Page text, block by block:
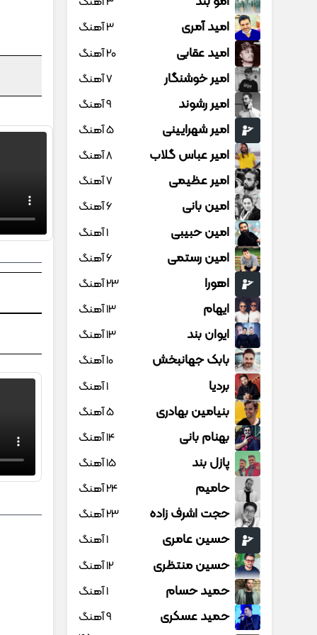
امید آمری 3 آهنگ
امید عقابی 20 آهنگ
امیر خوشنگار 7 آهنگ
امیر رشوند 9 آهنگ
امیر شهرایینی 5 آهنگ
امیر عباس گلاب 8 آهنگ
امیر عظیمی 7 آهنگ
امین بانی 6 آهنگ
امین حبیبی 1 آهنگ
امین رستمی 6 آهنگ
اهورا 23 آهنگ
ایهام 13 آهنگ
ایوان بند 13 آهنگ
بابک جهانبخش 10 آهنگ
بردیا 1 آهنگ
بنیامین بهادری 5 آهنگ
بهنام بانی 14 آهنگ
پازل بند 15 آهنگ
حامیم 24 آهنگ
حجت اشرف زاده 23 آهنگ
حسین عامری 1 آهنگ
حسین منتظری 12 آهنگ
حمید حسام 1 آهنگ
حمید عسکری
9 آهنگ